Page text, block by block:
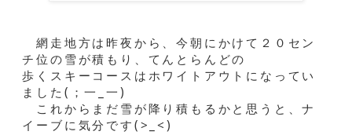
網走地方は昨夜から、今朝にかけて２０セン
チ位の雪が積もり、てんとらんどの
歩くスキーコースはホワイトアウトになってい
ました(；一_一)
これからまだ雪が降り積もるかと思うと、ナ
イーブに気分です(>_<)